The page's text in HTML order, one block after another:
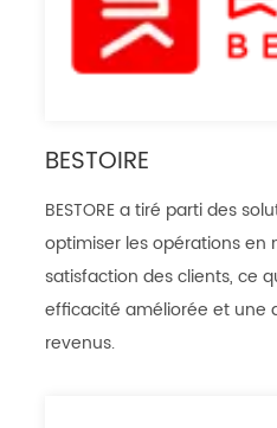
BESTOIRE
BESTORE a tiré parti des
optimiser les opérations en
satisfaction des clients, ce
efficacité améliorée et une
revenus.